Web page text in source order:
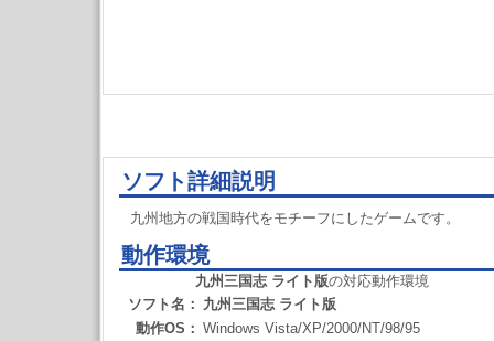
ソフト詳細説明
九州地方の戦国時代をモチーフにしたゲームです。
動作環境
九州三国志 ライト版の対応動作環境
ソフト名： 九州三国志 ライト版
動作OS： Windows Vista/XP/2000/NT/98/95